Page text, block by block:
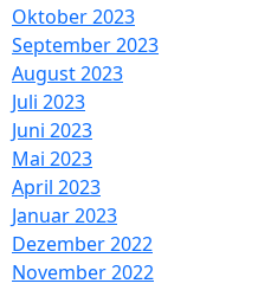
Oktober 2023
September 2023
August 2023
Juli 2023
Juni 2023
Mai 2023
April 2023
Januar 2023
Dezember 2022
November 2022